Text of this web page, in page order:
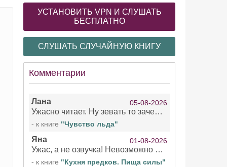
УСТАНОВИТЬ VPN И СЛУШАТЬ
БЕСПЛАТНО
СЛУШАТЬ СЛУЧАЙНУЮ КНИГУ
Комментарии
Лана 05-08-2026
Ужасно читает. Ну зевать то зачем. Уже не говорю, что ударения ставит, как хочет.
- к книге "Чувство льда"
Яна 01-08-2026
Ужас, а не озвучка! Невозможно вникать в смысл текста из за кривляний чтеца
- к книге "Кухня предков. Пища силы"